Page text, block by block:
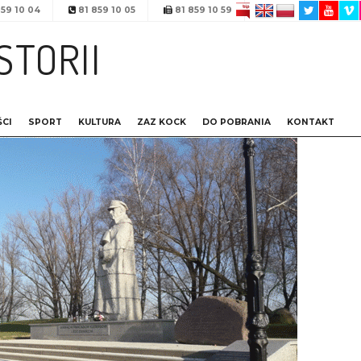
10 04 81 859 10 05 81 859 10 59
SPORT KULTURA ZAZ KOCK DO POBRANIA KONTAKT